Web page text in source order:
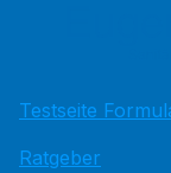
Testseite
Ratgeber